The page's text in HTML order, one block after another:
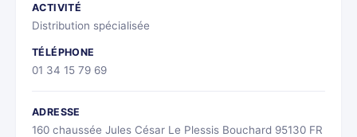
ACTIVITÉ
Distribution spécialisée
TÉLÉPHONE
01 34 15 79 69
ADRESSE
160 chaussée Jules César Le Plessis Bouchard 95130 FR